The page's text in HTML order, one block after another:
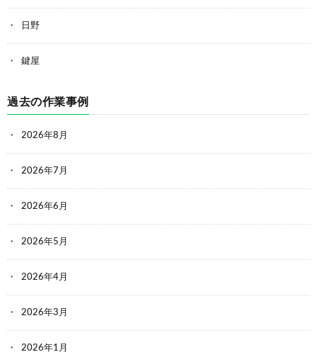
日野
鍵屋
過去の作業事例
2026年8月
2026年7月
2026年6月
2026年5月
2026年4月
2026年3月
2026年1月